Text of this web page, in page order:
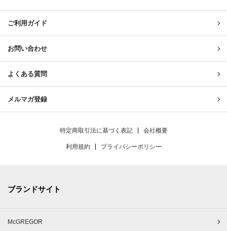
ご利用ガイド
お問い合わせ
よくある質問
メルマガ登録
特定商取引法に基づく表記 会社概要
利用規約 プライバシーポリシー
ブランドサイト
McGREGOR